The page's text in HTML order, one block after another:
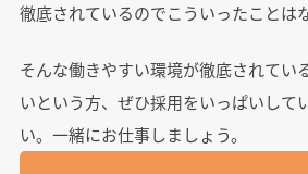
徹底されているのでこういったことは
そんな働きやすい環境が徹底されてい
いという方、ぜひ採用をいっぱいして
い。一緒にお仕事しましょう。